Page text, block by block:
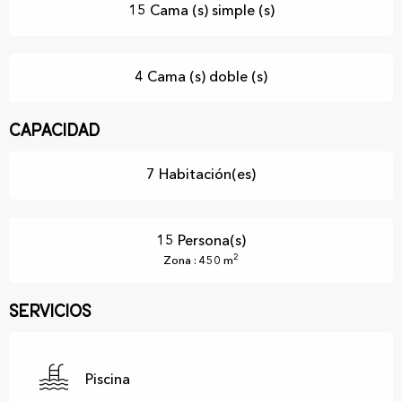
15 Cama (s) simple (s)
4 Cama (s) doble (s)
Capacidad
7 Habitación(es)
15 Persona(s)
Zona : 450 m2
Servicios
Piscina